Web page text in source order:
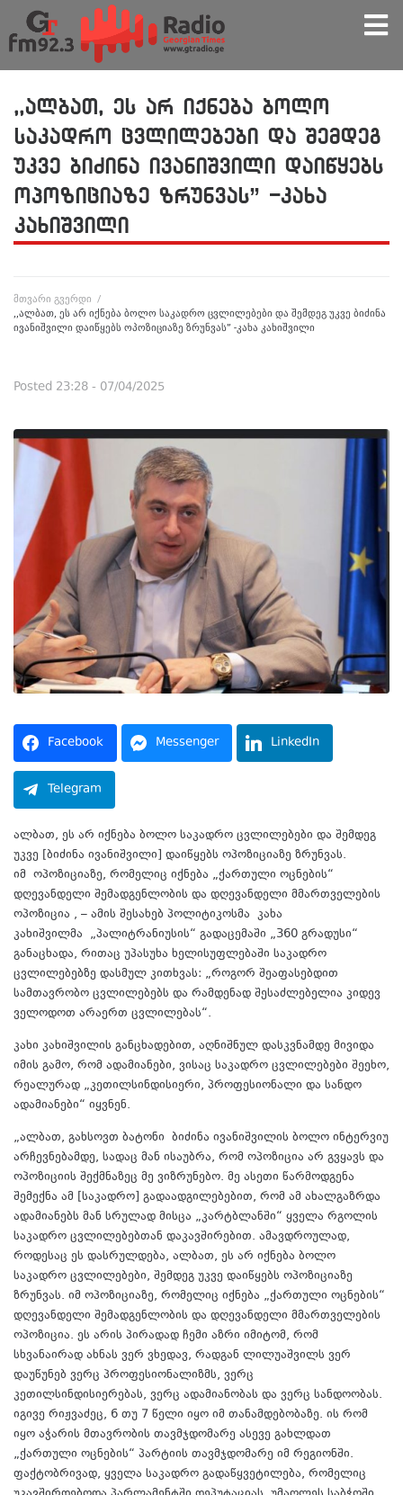
,,ალბათ, ეს არ იქნება ბოლო
საკადრო ცვლილებები და შემდეგ
უკვე ბიძინა ივანიშვილი დაიწყებს
ოპოზიციაზე ზრუნვას” -კახა
კახიშვილი
მთვარი გვერდი /
,,ალბათ, ეს არ იქნება ბოლო საკადრო ცვლილებები და შემდეგ უკვე ბიძინა
ივანიშვილი დაიწყებს ოპოზიციაზე ზრუნვას” -კახა კახიშვილი
Posted 23:28 - 07/04/2025
Facebook Messenger LinkedIn
Telegram
ალბათ, ეს არ იქნება ბოლო საკადრო ცვლილებები და შემდეგ
უკვე [ბიძინა ივანიშვილი] დაიწყებს ოპოზიციაზე ზრუნვას.
იმ ოპოზიციაზე, რომელიც იქნება „ქართული ოცნების“
დღევანდელი შემადგენლობის და დღევანდელი მმართველების
ოპოზიცია , – ამის შესახებ პოლიტიკოსმა კახა
კახიშვილმა „პალიტრანიუსის“ გადაცემაში „360 გრადუსი“
განაცხადა, რითაც უპასუხა ხელისუფლებაში საკადრო
ცვლილებებზე დასმულ კითხვას: „როგორ შეაფასებდით
სამთავრობო ცვლილებებს და რამდენად შესაძლებელია კიდევ
ველოდოთ არაერთ ცვლილებას“.
კახი კახიშვილის განცხადებით, აღნიშნულ დასკვნამდე მივიდა
იმის გამო, რომ ადამიანები, ვისაც საკადრო ცვლილებები შეეხო,
რეალურად „კეთილსინდისიერი, პროფესიონალი და სანდო
ადამიანები“ იყვნენ.
„ალბათ, გახსოვთ ბატონი ბიძინა ივანიშვილის ბოლო ინტერვიუ
არჩევნებამდე, სადაც მან ისაუბრა, რომ ოპოზიცია არ გვყავს და
ოპოზიციის შექმნაზეც მე ვიზრუნებო. მე ასეთი წარმოდგენა
შემექნა ამ [საკადრო] გადაადგილებებით, რომ ამ ახალგაზრდა
ადამიანებს მან სრულად მისცა „კარტბლანში“ ყველა რგოლის
საკადრო ცვლილებებთან დაკავშირებით. ამავდროულად,
როდესაც ეს დასრულდება, ალბათ, ეს არ იქნება ბოლო
საკადრო ცვლილებები, შემდეგ უკვე დაიწყებს ოპოზიციაზე
ზრუნვას. იმ ოპოზიციაზე, რომელიც იქნება „ქართული ოცნების“
დღევანდელი შემადგენლობის და დღევანდელი მმართველების
ოპოზიცია. ეს არის პირადად ჩემი აზრი იმიტომ, რომ
სხვანაირად ახნას ვერ ვხედავ, რადგან ლილუაშვილს ვერ
დაუწუნებ ვერც პროფესიონალიზმს, ვერც
კეთილსინდისიერებას, ვერც ადამიანობას და ვერც სანდოობას.
იგივე რიჟვაძეც, 6 თუ 7 წელი იყო იმ თანამდებობაზე. ის რომ
იყო აჭარის მთავრობის თავმჯდომარე ასევე გახლდათ
„ქართული ოცნების“ პარტიის თავმჯდომარე იმ რეგიონში.
ფაქტობრივად, ყველა საკადრო გადაწყვეტილება, რომელიც